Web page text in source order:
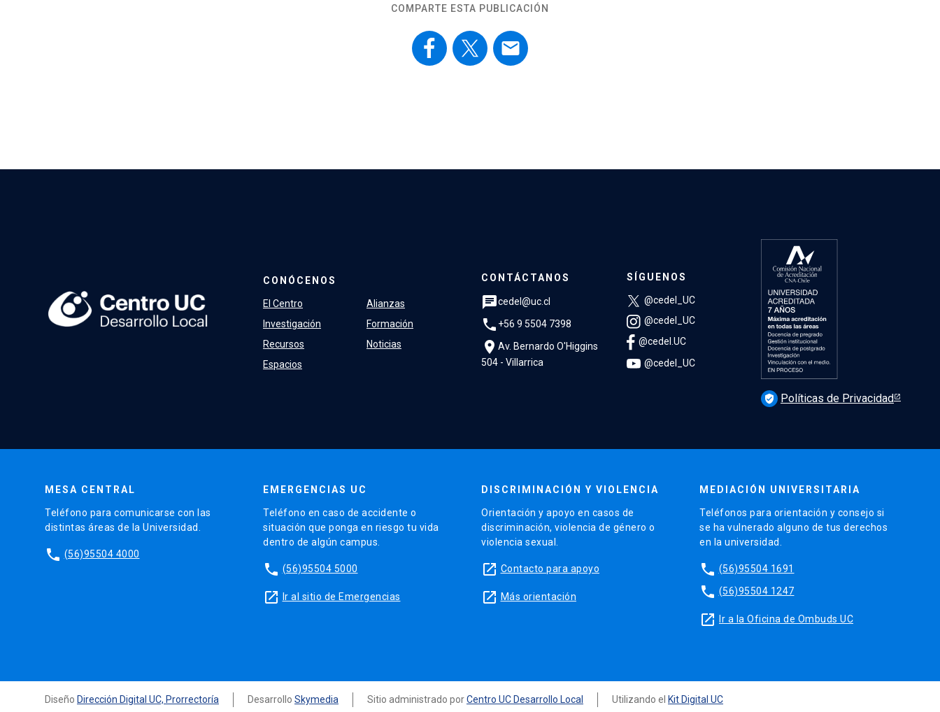
COMPARTE ESTA PUBLICACIÓN
email
CONÓCENOS
El Centro
Investigación
Recursos
Espacios
Alianzas
Formación
Noticias
CONTÁCTANOS
chatcedel@uc.cl
phone +56 9 5504 7398
location_on Av. Bernardo O'Higgins
504 - Villarrica
SÍGUENOS
@cedel_UC
@cedel_UC
@cedel.UC
@cedel_UC
verified_user Políticas de Privacidad
MESA CENTRAL
Teléfono para comunicarse con las
distintas áreas de la Universidad.
phone (56)95504 4000
EMERGENCIAS UC
Teléfono en caso de accidente o
situación que ponga en riesgo tu vida
dentro de algún campus.
phone (56)95504 5000
launch Ir al sitio de Emergencias
DISCRIMINACIÓN Y VIOLENCIA
Orientación y apoyo en casos de
discriminación, violencia de género o
violencia sexual.
launch Contacto para apoyo
launch Más orientación
MEDIACIÓN UNIVERSITARIA
Teléfonos para orientación y consejo si
se ha vulnerado alguno de tus derechos
en la universidad.
phone (56)95504 1691
phone (56)95504 1247
launch Ir a la Oficina de Ombuds UC
Diseño Dirección Digital UC, Prorrectoría Desarrollo Skymedia Sitio administrado porCentro UC Desarrollo Local Utilizando el Kit Digital UC